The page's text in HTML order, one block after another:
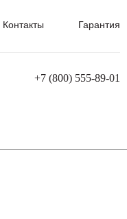
Контакты Гарантия
+7 (800) 555-89-01